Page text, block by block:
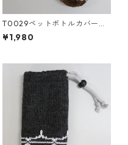
T0029ペットボトルカバー／
津田命子デザインアイヌ文様
編み込みペットボトルカバー c
¥1,980